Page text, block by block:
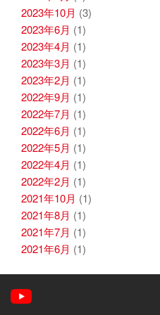
2023年10月 (3)
2023年6月 (1)
2023年4月 (1)
2023年3月 (1)
2023年2月 (1)
2022年9月 (1)
2022年7月 (1)
2022年6月 (1)
2022年5月 (1)
2022年4月 (1)
2022年2月 (1)
2021年10月 (1)
2021年8月 (1)
2021年7月 (1)
2021年6月 (1)